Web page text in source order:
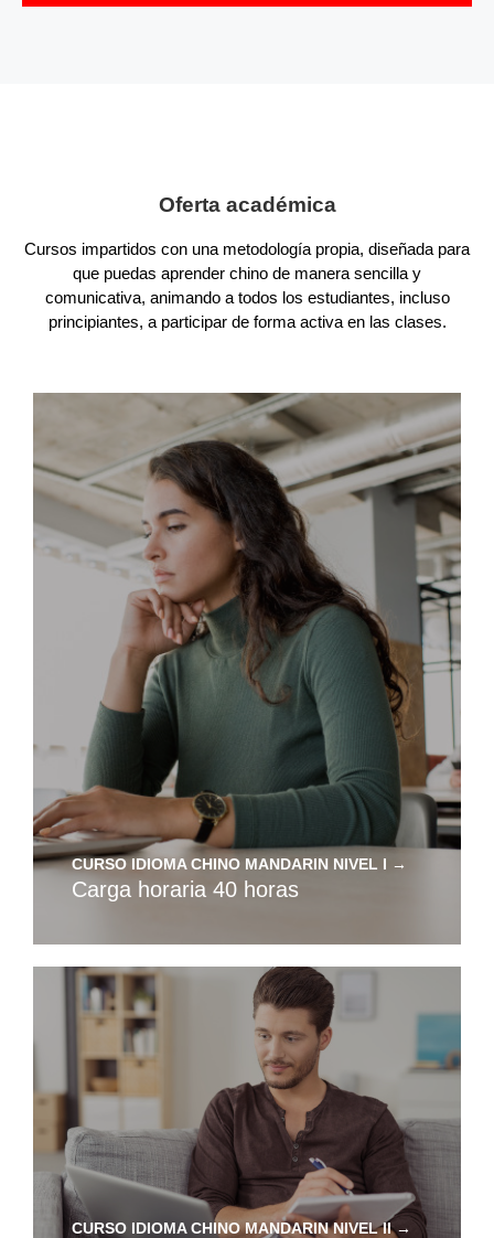
Oferta académica
Cursos impartidos con una metodología propia, diseñada para
que puedas aprender chino de manera sencilla y
comunicativa, animando a todos los estudiantes, incluso
principiantes, a participar de forma activa en las clases.
CURSO IDIOMA CHINO MANDARIN NIVEL I →
Carga horaria 40 horas
CURSO IDIOMA CHINO MANDARIN NIVEL II →